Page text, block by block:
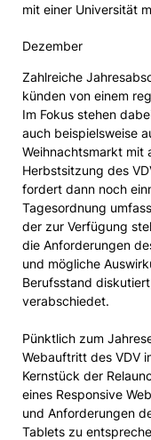
mit einer Universität
Dezember
Zahlreiche
künden von einem
Im Fokus stehen
auch beispielsweise
Weihnachtsmarkt mit
Herbstsitzung des
fordert dann noch
Tagesordnung
der zur Verfügung
die Anforderungen
und mögliche
Berufsstand
verabschiedet.
Pünktlich zum
Webauftritt des VDV
Kernstück der
eines Responsive
und Anforderungen
Tablets zu